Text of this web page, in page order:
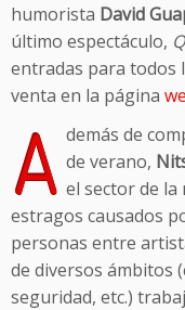
humorista David
último espectáculo,
entradas para todos
venta en la página
A demás de
de verano,
el sector de la
estragos causados
personas entre
de diversos ámbitos
seguridad, etc.)